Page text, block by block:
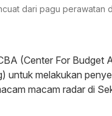
dari pagu perawatan
(Center For Budget
untuk melakukan
macam radar di